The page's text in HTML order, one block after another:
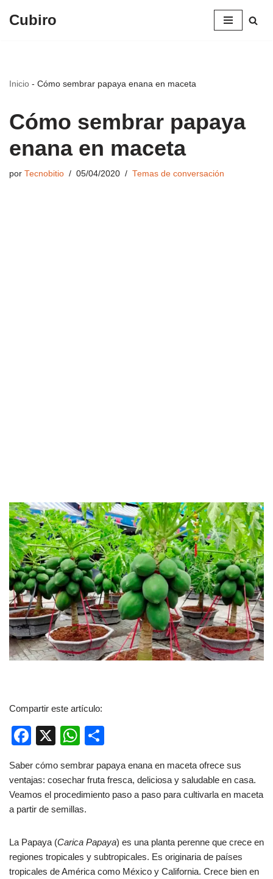
Cubiro
Inicio - Cómo sembrar papaya enana en maceta
Cómo sembrar papaya
enana en maceta
por Tecnobitio 05/04/2020 Temas de conversación
Compartir este artículo:
F
c
e
b
o
k
X
W
at
s
A
p
p
m
p
tir
Saber cómo sembrar papaya enana en maceta ofrece sus
ventajas: cosechar fruta fresca, deliciosa y saludable en casa.
Veamos el procedimiento paso a paso para cultivarla en maceta
a partir de semillas.
La Papaya (Carica Papaya) es una planta perenne que crece en
regiones tropicales y subtropicales. Es originaria de países
tropicales de América como México y California. Crece bien en